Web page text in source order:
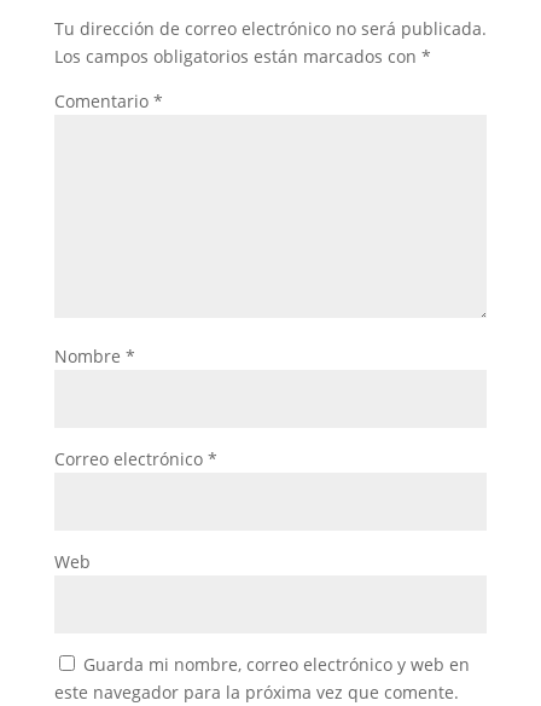
Tu dirección de correo electrónico no será publicada.
Los campos obligatorios están marcados con *
Comentario *
Nombre *
Correo electrónico *
Web
Guarda mi nombre, correo electrónico y web en
este navegador para la próxima vez que comente.